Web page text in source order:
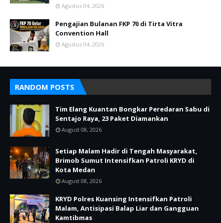
Agustus 04, 2026
Pengajian Bulanan FKP 70 di Tirta Vitra
Convention Hall
Agustus 04, 2026
RANDOM POSTS
Tim Elang Kuantan Bongkar Peredaran Sabu di
Sentajo Raya, 23 Paket Diamankan
August 08, 2026
Setiap Malam Hadir di Tengah Masyarakat,
Brimob Sumut Intensifkan Patroli KRYD di
Kota Medan
August 08, 2026
KRYD Polres Kuansing Intensifkan Patroli
Malam, Antisipasi Balap Liar dan Gangguan
Kamtibmas